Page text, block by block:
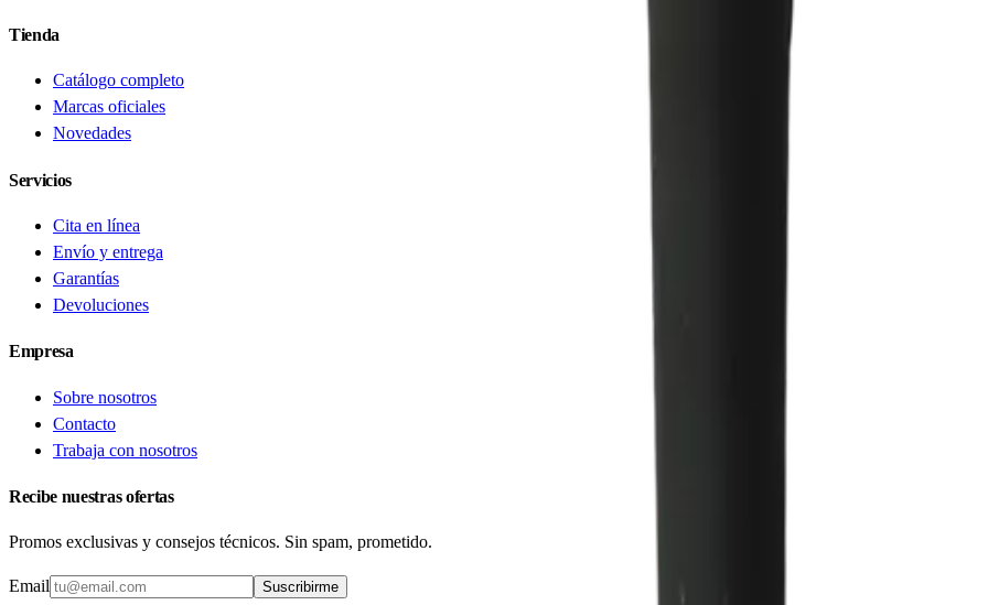
Tienda
Catálogo completo
Marcas oficiales
Novedades
Servicios
Cita en línea
Envío y entrega
Garantías
Devoluciones
Empresa
Sobre nosotros
Contacto
Trabaja con nosotros
Recibe nuestras ofertas
Promos exclusivas y consejos técnicos. Sin spam, prometido.
Email Suscribirme